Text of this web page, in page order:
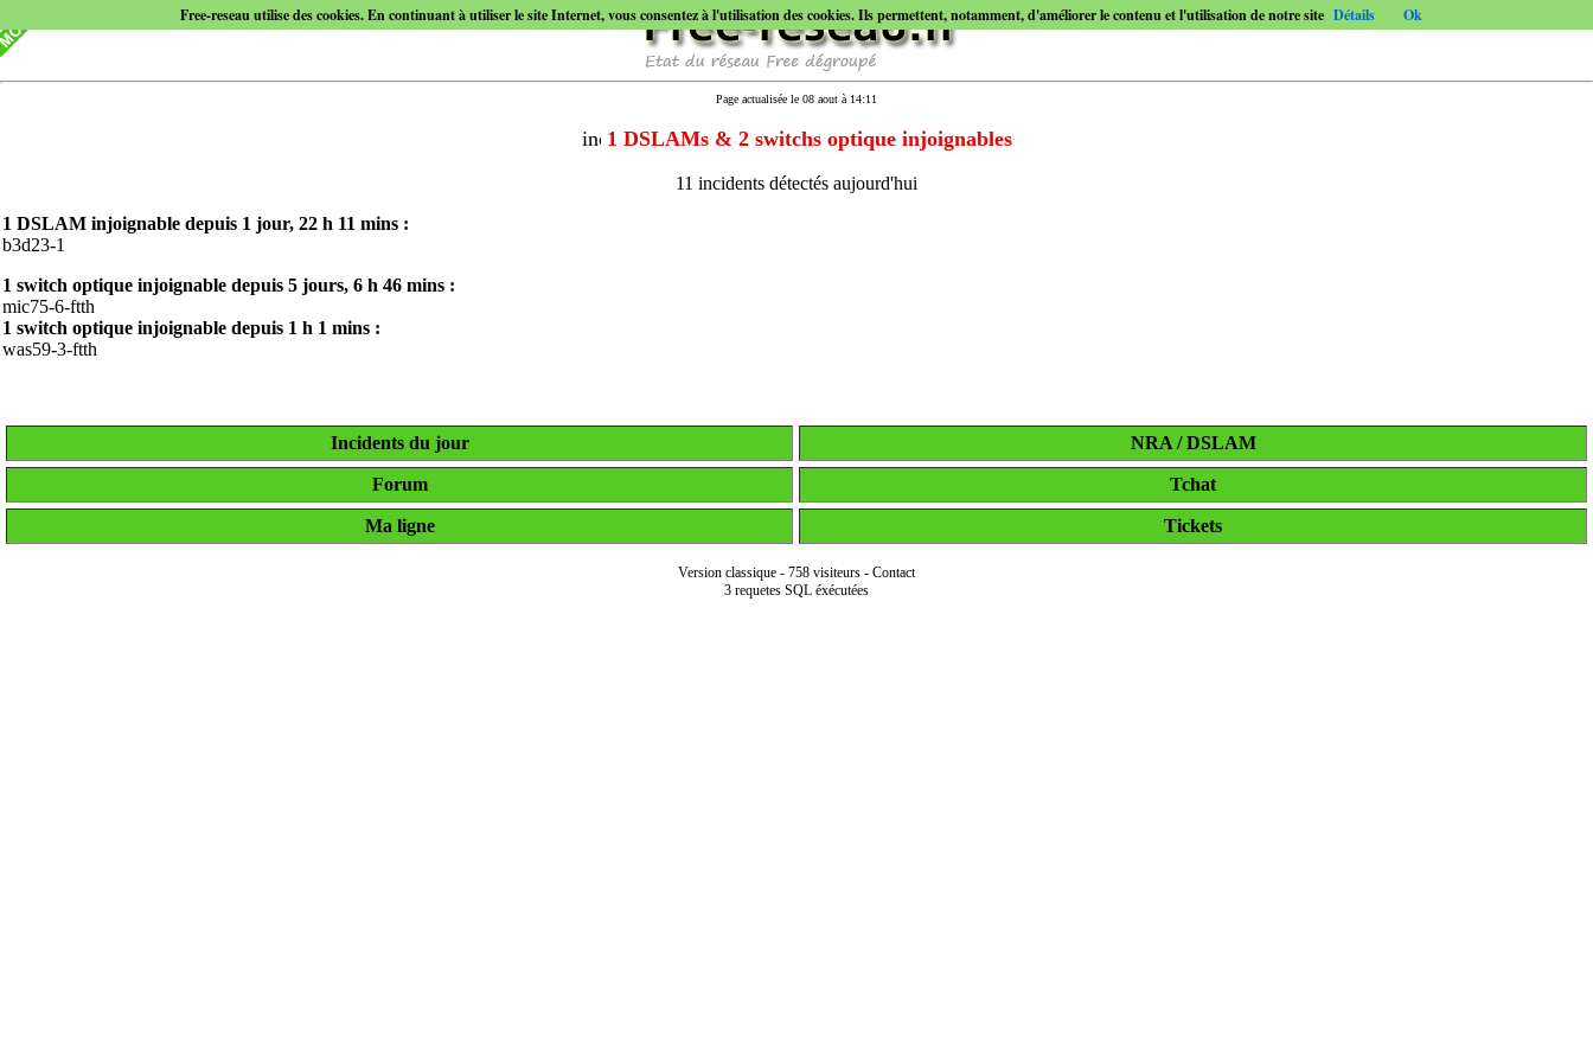
Page actualisée le 08 aout à 14:11
1 DSLAMs & 2 switchs optique injoignables
11 incidents détectés aujourd'hui
1 DSLAM injoignable depuis 1 jour, 22 h 11 mins :
b3d23-1
1 switch optique injoignable depuis 5 jours, 6 h 46 mins :
mic75-6-ftth
1 switch optique injoignable depuis 1 h 1 mins :
was59-3-ftth
Incidents du jour NRA / DSLAM
Forum Tchat
Ma ligne Tickets
Version classique - 758 visiteurs - Contact
3 requetes SQL éxécutées
Free-reseau utilise des cookies. En continuant à utiliser le site Internet, vous consentez à l'utilisation des cookies. Ils permettent, notamment, d'améliorer le contenu et l'utilisation de notre site Détails Ok